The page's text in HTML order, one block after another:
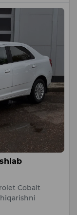
Cobalt